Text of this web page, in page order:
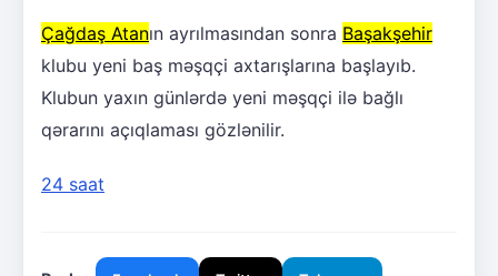
Çağdaş Atanın ayrılmasından sonra Başakşehir
klubu yeni baş məşqçi axtarışlarına başlayıb.
Klubun yaxın günlərdə yeni məşqçi ilə bağlı
qərarını açıqlaması gözlənilir.
24 saat